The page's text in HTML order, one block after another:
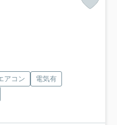
アコン
電気有